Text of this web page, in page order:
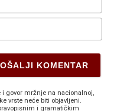
E-
i govor mržnje na nacionalnoj,
vrste neće biti objavljeni.
i gramatičkim